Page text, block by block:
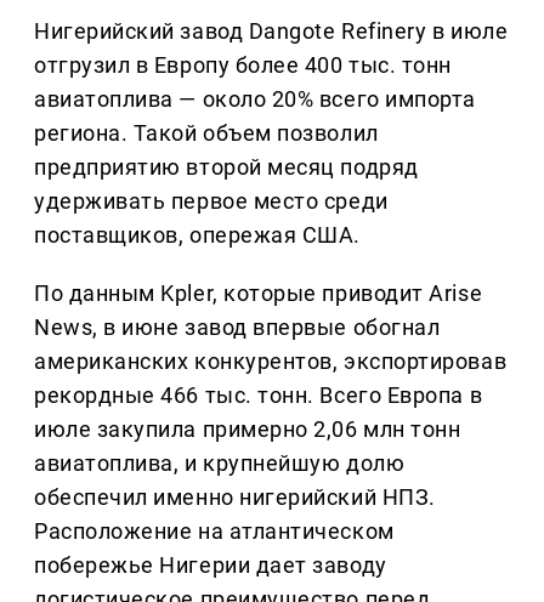
Нигерийский завод Dangote Refinery в июле
отгрузил в Европу более 400 тыс. тонн
авиатоплива — около 20% всего импорта
региона. Такой объем позволил
предприятию второй месяц подряд
удерживать первое место среди
поставщиков, опережая США.
По данным Kpler, которые приводит Arise
News, в июне завод впервые обогнал
американских конкурентов, экспортировав
рекордные 466 тыс. тонн. Всего Европа в
июле закупила примерно 2,06 млн тонн
авиатоплива, и крупнейшую долю
обеспечил именно нигерийский НПЗ.
Расположение на атлантическом
побережье Нигерии дает заводу